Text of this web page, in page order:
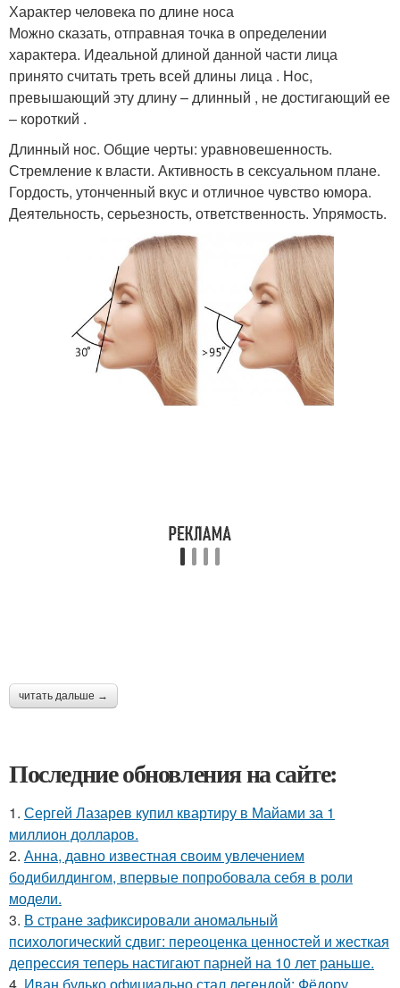
Характер человека по длине носа
Можно сказать, отправная точка в определении
характера. Идеальной длиной данной части лица
принято считать треть всей длины лица . Нос,
превышающий эту длину – длинный , не достигающий ее
– короткий .
Длинный нос. Общие черты: уравновешенность.
Стремление к власти. Активность в сексуальном плане.
Гордость, утонченный вкус и отличное чувство юмора.
Деятельность, серьезность, ответственность. Упрямость.
читать дальше →
Последние обновления на сайте:
1. Сергей Лазарев купил квартиру в Майами за 1
миллион долларов.
2. Анна, давно известная своим увлечением
бодибилдингом, впервые попробовала себя в роли
модели.
3. В стране зафиксировали аномальный
психологический сдвиг: переоценка ценностей и жесткая
депрессия теперь настигают парней на 10 лет раньше.
4. Иван будько официально стал легендой: Фёдору